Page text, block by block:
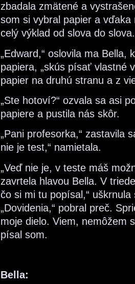
zbadala zmätené a
som si vybral papier a
celý výklad od slova do slova.
„Edward,“ oslovila ma
papiera, „skús písať vlastné
papier na druhú stranu a z
„Ste hotoví?“ ozvala sa asi
papiere a pustila nás skôr.
„Pani profesorka,“ zastavila
nie je test,“ namietala.
„Veď nie je, v teste máš
zavrtela hlavou Bella. V
čo si mi tu popísal,“
„Dovidenia,“ pobral preč.
moje dielo. Viem, nemôžem
písal som.
Bella: